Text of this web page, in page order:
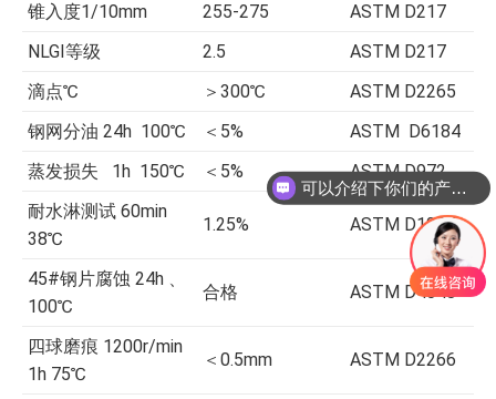
锥入度1/10mm
255-275
ASTM D217
NLGI等级
2.5
ASTM D217
滴点℃
＞300℃
ASTM D2265
钢网分油 24h 100℃
＜5%
ASTM D6184
蒸发损失 1h 150℃
＜5%
ASTM D972
耐水淋测试 60min
38℃
1.25% ASTM D1264
45#钢片腐蚀 24h 、
100℃
合格 ASTM D4048
四球磨痕 1200r/min
1h 75℃
＜0.5mm ASTM D2266
可以介绍下你们的产品么